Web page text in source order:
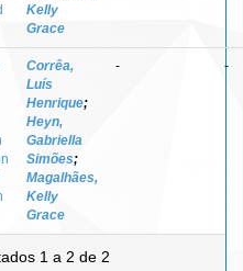
Kelly
Grace
Corrêa,
Luís
Henrique;
Heyn,
Gabriella
Simões;
Magalhães,
Kelly
Grace
- -
1 a 2 de 2